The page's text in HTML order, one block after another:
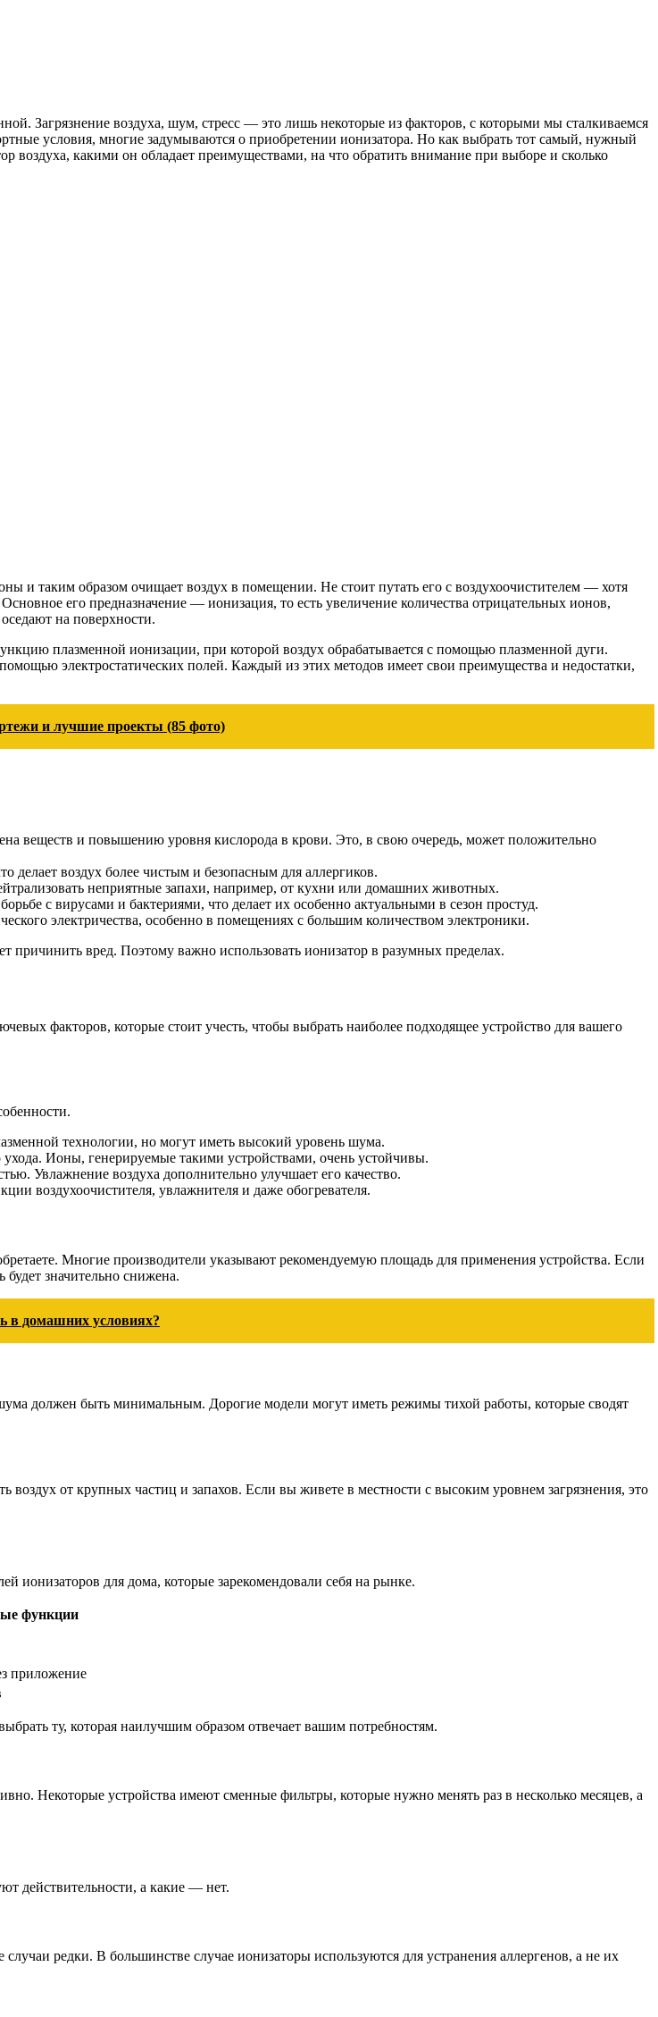
Загрязнение воздуха, шум, стресс — это лишь некоторые из факторов, с которыми мы сталкиваемся
условия, многие задумываются о приобретении ионизатора. Но как выбрать тот самый, нужный
воздуха, какими он обладает преимуществами, на что обратить внимание при выборе и сколько
и таким образом очищает воздух в помещении. Не стоит путать его с воздухоочистителем — хотя
его предназначение — ионизация, то есть увеличение количества отрицательных ионов,
на поверхности.
плазменной ионизации, при которой воздух обрабатывается с помощью плазменной дуги.
электростатических полей. Каждый из этих методов имеет свои преимущества и недостатки,
и лучшие проекты (85 фото)
веществ и повышению уровня кислорода в крови. Это, в свою очередь, может положительно
воздух более чистым и безопасным для аллергиков.
неприятные запахи, например, от кухни или домашних животных.
с вирусами и бактериями, что делает их особенно актуальными в сезон простуд.
электричества, особенно в помещениях с большим количеством электроники.
вред. Поэтому важно использовать ионизатор в разумных пределах.
факторов, которые стоит учесть, чтобы выбрать наиболее подходящее устройство для вашего
технологии, но могут иметь высокий уровень шума.
Ионы, генерируемые такими устройствами, очень устойчивы.
Увлажнение воздуха дополнительно улучшает его качество.
воздухоочистителя, увлажнителя и даже обогревателя.
Многие производители указывают рекомендуемую площадь для применения устройства. Если
значительно снижена.
в домашних условиях?
должен быть минимальным. Дорогие модели могут иметь режимы тихой работы, которые сводят
от крупных частиц и запахов. Если вы живете в местности с высоким уровнем загрязнения, это
для дома, которые зарекомендовали себя на рынке.
функции
приложение
ту, которая наилучшим образом отвечает вашим потребностям.
Некоторые устройства имеют сменные фильтры, которые нужно менять раз в несколько месяцев, а
действительности, а какие — нет.
редки. В большинстве случае ионизаторы используются для устранения аллергенов, а не их